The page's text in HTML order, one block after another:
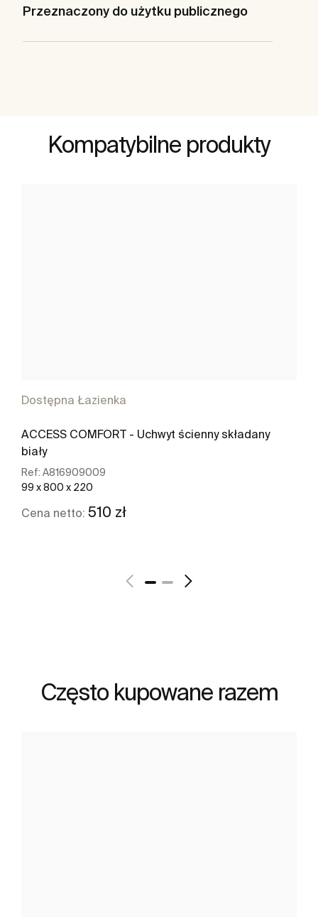
Przeznaczony do użytku publicznego
Kompatybilne produkty
Dostępna Łazienka
ACCESS COMFORT - Uchwyt ścienny składany
biały
Ref: A816909009
99 x 800 x 220
Cena netto: 510 zł
Często kupowane razem